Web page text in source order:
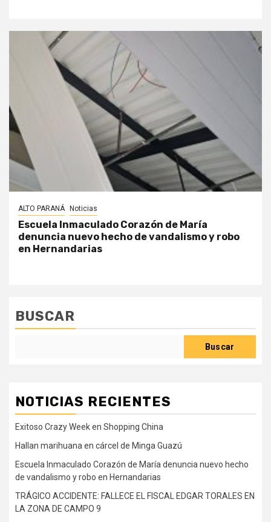
ALTO PARANÁ Noticias
Escuela Inmaculado Corazón de María
denuncia nuevo hecho de vandalismo y robo
en Hernandarias
BUSCAR
Buscar
NOTICIAS RECIENTES
Exitoso Crazy Week en Shopping China
Hallan marihuana en cárcel de Minga Guazú
Escuela Inmaculado Corazón de María denuncia nuevo hecho
de vandalismo y robo en Hernandarias
TRÁGICO ACCIDENTE: FALLECE EL FISCAL EDGAR TORALES EN
LA ZONA DE CAMPO 9